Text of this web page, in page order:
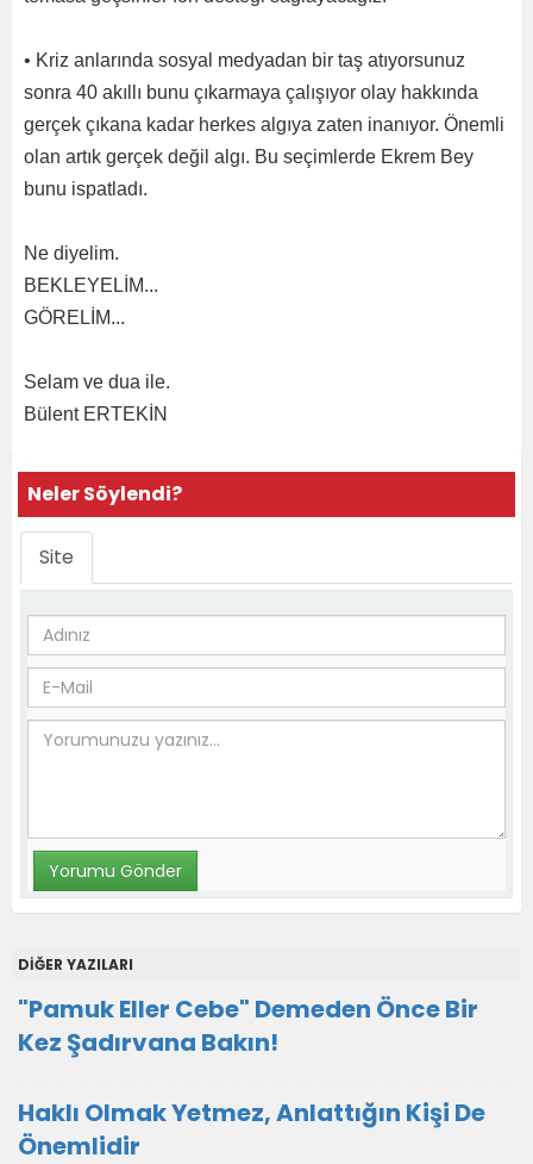
• Kriz anlarında sosyal medyadan bir taş atıyorsunuz
sonra 40 akıllı bunu çıkarmaya çalışıyor olay hakkında
gerçek çıkana kadar herkes algıya zaten inanıyor. Önemli
olan artık gerçek değil algı. Bu seçimlerde Ekrem Bey
bunu ispatladı.
Ne diyelim.
BEKLEYELİM...
GÖRELİM...
Selam ve dua ile.
Bülent ERTEKİN
Neler Söylendi?
Site
DİĞER YAZILARI
"Pamuk Eller Cebe" Demeden Önce Bir
Kez Şadırvana Bakın!
Haklı Olmak Yetmez, Anlattığın Kişi De
Önemlidir